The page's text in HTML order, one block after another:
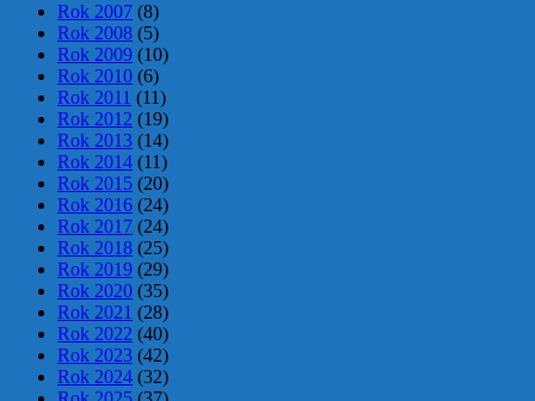
Rok 2007 (8)
Rok 2008 (5)
Rok 2009 (10)
Rok 2010 (6)
Rok 2011 (11)
Rok 2012 (19)
Rok 2013 (14)
Rok 2014 (11)
Rok 2015 (20)
Rok 2016 (24)
Rok 2017 (24)
Rok 2018 (25)
Rok 2019 (29)
Rok 2020 (35)
Rok 2021 (28)
Rok 2022 (40)
Rok 2023 (42)
Rok 2024 (32)